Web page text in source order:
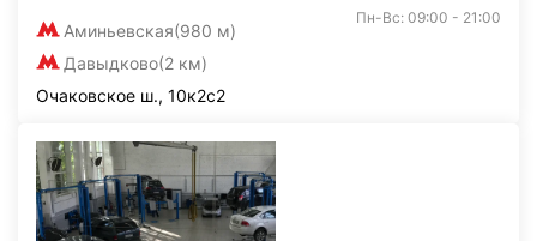
Аминьевская(980 м)
Давыдково(2 км)
Пн-Вс: 09:00 - 21:00
Очаковское ш., 10к2с2